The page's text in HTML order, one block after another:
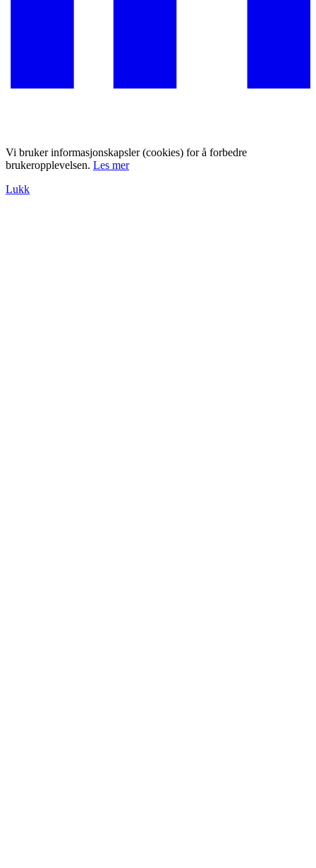
Vi bruker informasjonskapsler (cookies) for å forbedre
brukeropplevelsen. Les mer
Lukk